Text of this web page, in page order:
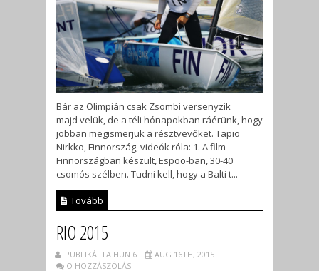
Bár az Olimpián csak Zsombi versenyzik
majd velük, de a téli hónapokban ráérünk, hogy
jobban megismerjük a résztvevőket. Tapio
Nirkko, Finnország, videók róla: 1. A film
Finnországban készült, Espoo-ban, 30-40
csomós szélben. Tudni kell, hogy a Balti t...
Tovább
RIO 2015
PUBLIKÁLTA HUN 6
AUG 16TH, 2015
O HOZZÁSZÓLÁS